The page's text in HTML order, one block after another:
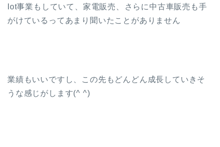
Iot事業もしていて、家電販売、さらに中古車販売も手
がけているってあまり聞いたことがありません
業績もいいですし、この先もどんどん成長していきそ
うな感じがします(^ ^)